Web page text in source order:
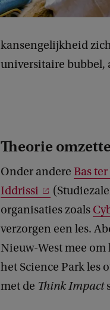
kansengelijkheid
universitaire bubbel,
Theorie
Onder andere Bas
Iddrissi
organisaties zoals
verzorgen een les.
Nieuw-West mee
het Science Park les
met de Think Impact